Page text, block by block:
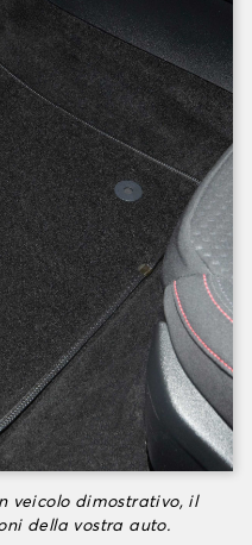
veicolo dimostrativo, il
della vostra auto.